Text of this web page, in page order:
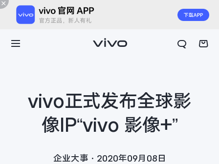
vivo正式发布全球影
像IP“vivo 影像+”
企业大事·2020年09月08日